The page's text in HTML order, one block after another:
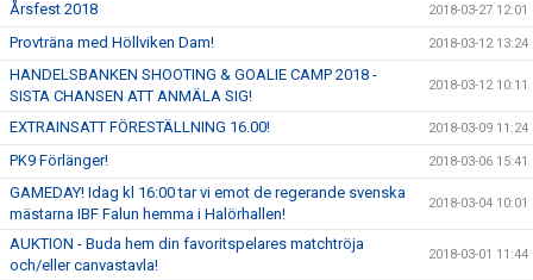
Årsfest 2018 2018-03-27 12:01
Provträna med Höllviken Dam! 2018-03-12 13:24
HANDELSBANKEN SHOOTING & GOALIE CAMP 2018 -
SISTA CHANSEN ATT ANMÄLA SIG!
2018-03-12 10:11
EXTRAINSATT FÖRESTÄLLNING 16.00! 2018-03-09 11:24
PK9 Förlänger! 2018-03-06 15:41
GAMEDAY! Idag kl 16:00 tar vi emot de regerande svenska
mästarna IBF Falun hemma i Halörhallen!
2018-03-04 10:01
AUKTION - Buda hem din favoritspelares matchtröja
och/eller canvastavla!
2018-03-01 11:44